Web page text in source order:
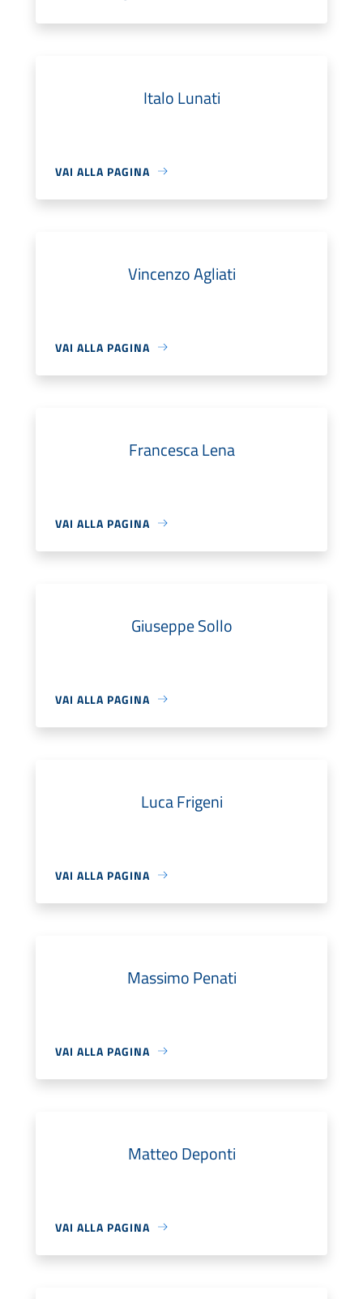
Italo Lunati
VAI ALLA PAGINA
Vincenzo Agliati
VAI ALLA PAGINA
Francesca Lena
VAI ALLA PAGINA
Giuseppe Sollo
VAI ALLA PAGINA
Luca Frigeni
VAI ALLA PAGINA
Massimo Penati
VAI ALLA PAGINA
Matteo Deponti
VAI ALLA PAGINA